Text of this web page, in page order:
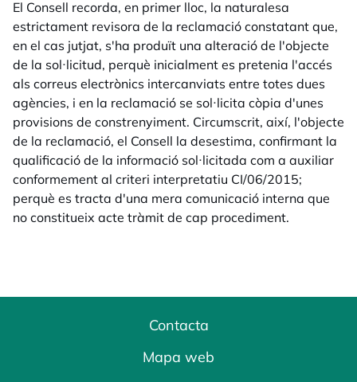
El Consell recorda, en primer lloc, la naturalesa
estrictament revisora de la reclamació constatant que,
en el cas jutjat, s'ha produït una alteració de l'objecte
de la sol·licitud, perquè inicialment es pretenia l'accés
als correus electrònics intercanviats entre totes dues
agències, i en la reclamació se sol·licita còpia d'unes
provisions de constrenyiment. Circumscrit, així, l'objecte
de la reclamació, el Consell la desestima, confirmant la
qualificació de la informació sol·licitada com a auxiliar
conformement al criteri interpretatiu CI/06/2015;
perquè es tracta d'una mera comunicació interna que
no constitueix acte tràmit de cap procediment.
Contacta
Mapa web